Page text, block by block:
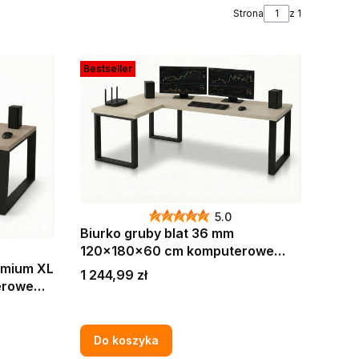
Strona z 1
XL
Bestseller
5.0
Biurko gruby blat 36 mm
120x180x60 cm komputerowe
gamingowe narożne Kaszmir
Cena
1 244,99 zł
Do koszyka